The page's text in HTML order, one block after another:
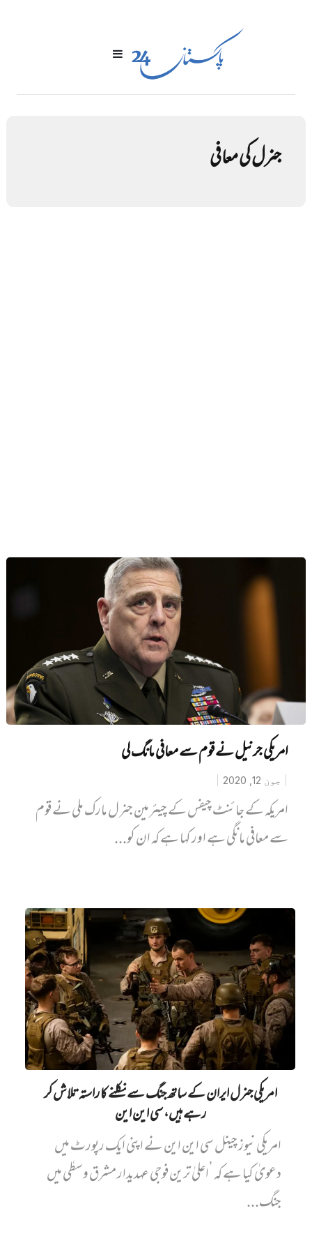
جنرل کی معافی
امریکی جرنیل نے قوم سے معافی مانگ لی
جون 12, 2020
امریکہ کے جائنٹ چیفس کے چیئرمین جنرل مارک ملی نے قوم
سے معافی مانگی ہے اور کہا ہے کہ ان کو...
امریکی جنرل ایران کے ساتھ جنگ سے نکلنے کا راستہ تلاش کر
رہے ہیں، سی این این
امریکی نیوز چینل سی این این نے اپنی ایک رپورٹ میں‌
دعویٰ کیا ہے کہ ’اعلیٰ ترین فوجی عہدیدار مشرق وسطٰی میں
جنگ...